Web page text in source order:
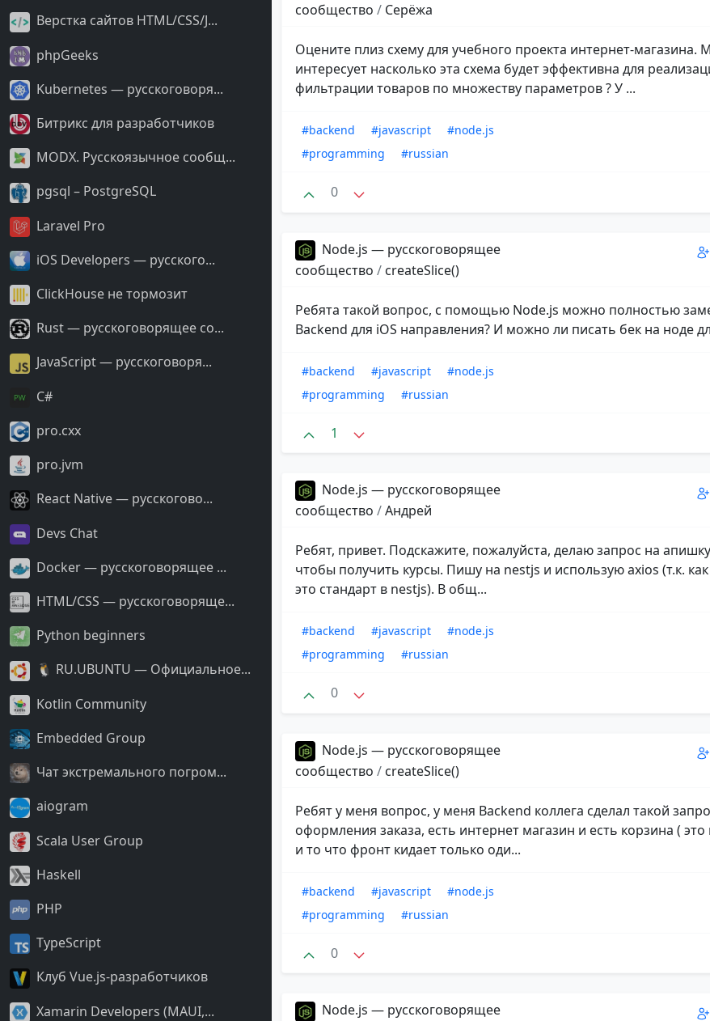
Верстка сайтов HTML/CSS/J...
phpGeeks
Kubernetes — русскоговоря...
Битрикс для разработчиков
MODX. Русскоязычное сообщ...
pgsql – PostgreSQL
Laravel Pro
iOS Developers — русского...
ClickHouse не тормозит
Rust — русскоговорящее со...
JavaScript — русскоговоря...
С#
pro.cxx
pro.jvm
React Native — русскогово...
Devs Chat
Docker — русскоговорящее ...
HTML/CSS — русскоговоряще...
Python beginners
🐧 RU.UBUNTU — Официальное...
Kotlin Community
Embedded Group
Чат экстремального погром...
aiogram
Scala User Group
Haskell
PHP
TypeScript
Клуб Vue.js-разработчиков
Xamarin Developers (MAUI,...
сообщество / Серёжа
Оцените плиз схему для учебного проекта интернет-магазина.
интересует насколько эта схема будет эффективна для
фильтрации товаров по множеству параметров ? У ...
#backend #javascript
#node.js
#programming
#russian
0
Node.js — русскоговорящее
сообщество / createSlice()
Ребята такой вопрос, с помощью Node.js можно полностью
Backend для iOS направления? И можно ли писать бек на ноде
#backend #javascript
#node.js
#programming
#russian
1
Node.js — русскоговорящее
сообщество /Андрей
Ребят, привет. Подскажите, пожалуйста, делаю запрос на
чтобы получить курсы. Пишу на nestjs и использую axios (т.к.
это стандарт в nestjs). В общ...
#backend #javascript
#node.js
#programming
#russian
0
Node.js — русскоговорящее
сообщество / createSlice()
Ребят у меня вопрос, у меня Backend коллега сделал такой
оформления заказа, есть интернет магазин и есть корзина (
и то что фронт кидает только оди...
#backend #javascript
#node.js
#programming
#russian
0
Node.js — русскоговорящее